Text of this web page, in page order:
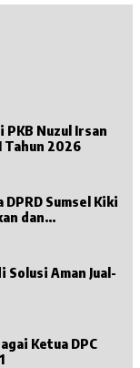
II Tahun 2026
Sumsel Kiki
dan
Aman Jual-
Ketua DPC